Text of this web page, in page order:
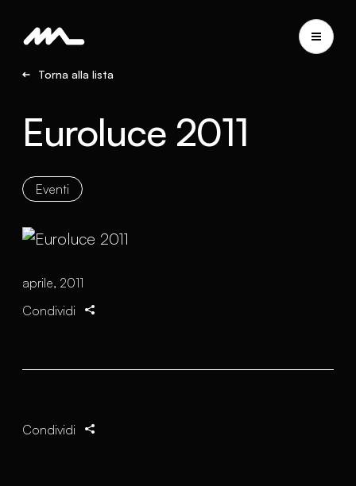
Torna alla lista
Euroluce 2011
Eventi
aprile, 2011
Condividi
Condividi